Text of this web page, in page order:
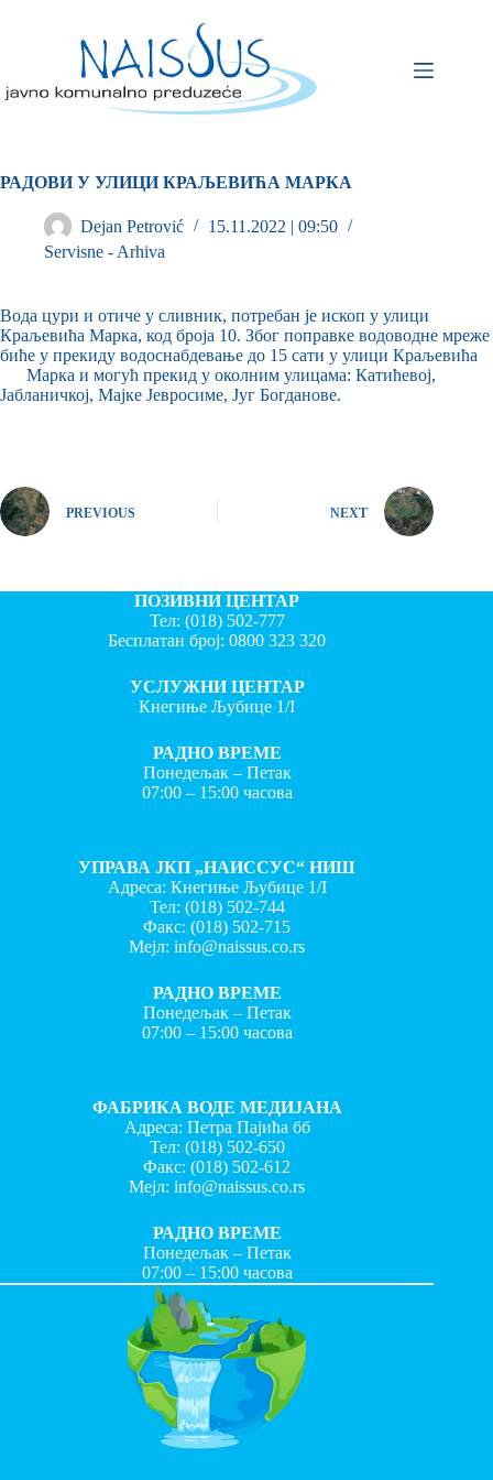
РАДОВИ У УЛИЦИ КРАЉЕВИЋА МАРКА
Dejan Petrović
15.11.2022 | 09:50
Servisne - Arhiva
Вода цури и отиче у сливник, потребан је ископ у улици
Краљевића Марка, код броја 10. Због поправке водоводне мреже
биће у прекиду водоснабдевање до 15 сати у улици Краљевића
Марка и могућ прекид у околним улицама: Катићевој,
Јабланичкој, Мајке Јевросиме, Југ Богданове.
PREVIOUS NEXT
ПОЗИВНИ ЦЕНТАР
Тел: (018) 502-777
Бесплатан број:0800 323 320
УСЛУЖНИ ЦЕНТАР
Кнегиње Љубице 1/I
РАДНО ВРЕМЕ
Понедељак – Петак
07:00 – 15:00 часова
УПРАВА ЈКП „НАИССУС“ НИШ
Адреса: Кнегиње Љубице 1/I
Тел: (018) 502-744
Факс:(018) 502-715
Мејл:info@naissus.co.rs
РАДНО ВРЕМЕ
Понедељак – Петак
07:00 – 15:00 часова
ФАБРИКА ВОДЕ МЕДИЈАНА
Адреса: Петра Пајића бб
Тел: (018) 502-650
Факс:(018) 502-612
Мејл:info@naissus.co.rs
РАДНО ВРЕМЕ
Понедељак – Петак
07:00 – 15:00 часова